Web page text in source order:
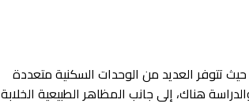
حيث تتوفر العديد من الوحدات السكنية متعددة
هناك، إلى جانب المظاهر الطبيعية الخلابة